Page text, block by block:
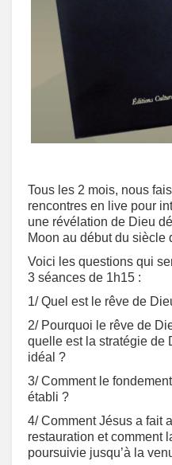
Tous les 2 mois, nous
rencontres en live pour
une révélation de Dieu
Moon au début du siècle
Voici les questions qui
3 séances de 1h15 :
1/ Quel est le rêve de
2/ Pourquoi le rêve de
quelle est la stratégie de
idéal ?
3/ Comment le
établi ?
4/ Comment Jésus a fait
restauration et comment
poursuivie jusqu’à la